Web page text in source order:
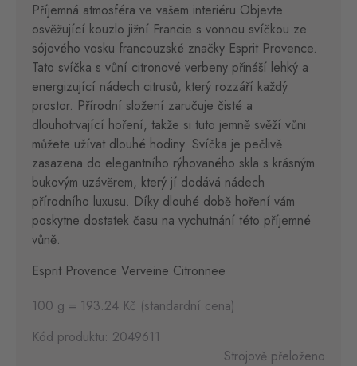
Příjemná atmosféra ve vašem interiéru Objevte
osvěžující kouzlo jižní Francie s vonnou svíčkou ze
sójového vosku francouzské značky Esprit Provence.
Tato svíčka s vůní citronové verbeny přináší lehký a
energizující nádech citrusů, který rozzáří každý
prostor. Přírodní složení zaručuje čisté a
dlouhotrvající hoření, takže si tuto jemně svěží vůni
můžete užívat dlouhé hodiny. Svíčka je pečlivě
zasazena do elegantního rýhovaného skla s krásným
bukovým uzávěrem, který jí dodává nádech
přírodního luxusu. Díky dlouhé době hoření vám
poskytne dostatek času na vychutnání této příjemné
vůně.
Esprit Provence Verveine Citronnee
100 g = 193.24 Kč (standardní cena)
Kód produktu: 2049611
Strojově přeloženo